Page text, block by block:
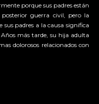
porque sus padres están
guerra civil, pero la
padres a la causa significa
más tarde, su hija adulta
dolorosos relacionados con